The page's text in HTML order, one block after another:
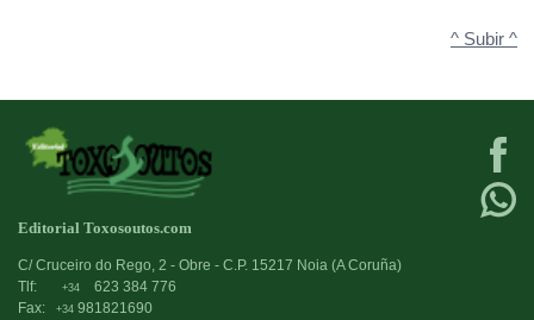
^ Subir ^
Editorial Toxosoutos.com
C/ Cruceiro do Rego, 2 - Obre - C.P. 15217 Noia (A Coruña)
Tlf:
+34
623 384 776
Fax:
+34 981821690